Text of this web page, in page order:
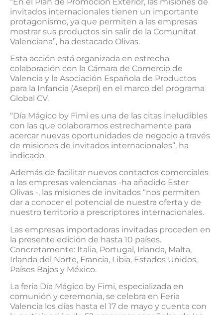
invitados internacionales tienen un importante
protagonismo, ya que permiten a las empresas
mostrar sus productos sin salir de la Comunitat
Valenciana”, ha destacado Olivas.
Esta acción está organizada en estrecha
colaboración con la Cámara de Comercio de
Valencia y la Asociación Española de Productos
para la Infancia (Asepri) en el marco del programa
Global CV.
“Día Mágico by Fimi es una de las citas ineludibles
con las que colaboramos estrechamente para
acercar nuevas oportunidades de negocio a través
de misiones de invitados internacionales”, ha
indicado.
Además de facilitar nuevos contactos comerciales
a las empresas valencianas -ha añadido Ester
Olivas -, las misiones de invitados “nos permiten
dar a conocer el potencial de nuestra oferta y de
nuestro territorio a prescriptores internacionales.
Las empresas importadoras invitadas proceden en
la presente edición de hasta 10 países.
Concretamente: Italia, Portugal, Irlanda, Malta,
Irlanda del Norte, Francia, Libia, Estados Unidos,
Países Bajos y México.
La feria Día Mágico by Fimi, especializada en
comunión y ceremonia, se celebra en Feria
Valencia los días hasta el 17 de mayo y cuenta con